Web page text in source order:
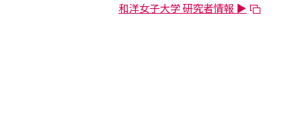
和洋女子大学 研究者情報 ▶